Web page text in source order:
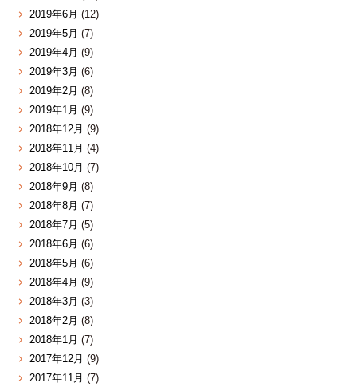
2019年6月 (12)
2019年5月 (7)
2019年4月 (9)
2019年3月 (6)
2019年2月 (8)
2019年1月 (9)
2018年12月 (9)
2018年11月 (4)
2018年10月 (7)
2018年9月 (8)
2018年8月 (7)
2018年7月 (5)
2018年6月 (6)
2018年5月 (6)
2018年4月 (9)
2018年3月 (3)
2018年2月 (8)
2018年1月 (7)
2017年12月 (9)
2017年11月 (7)